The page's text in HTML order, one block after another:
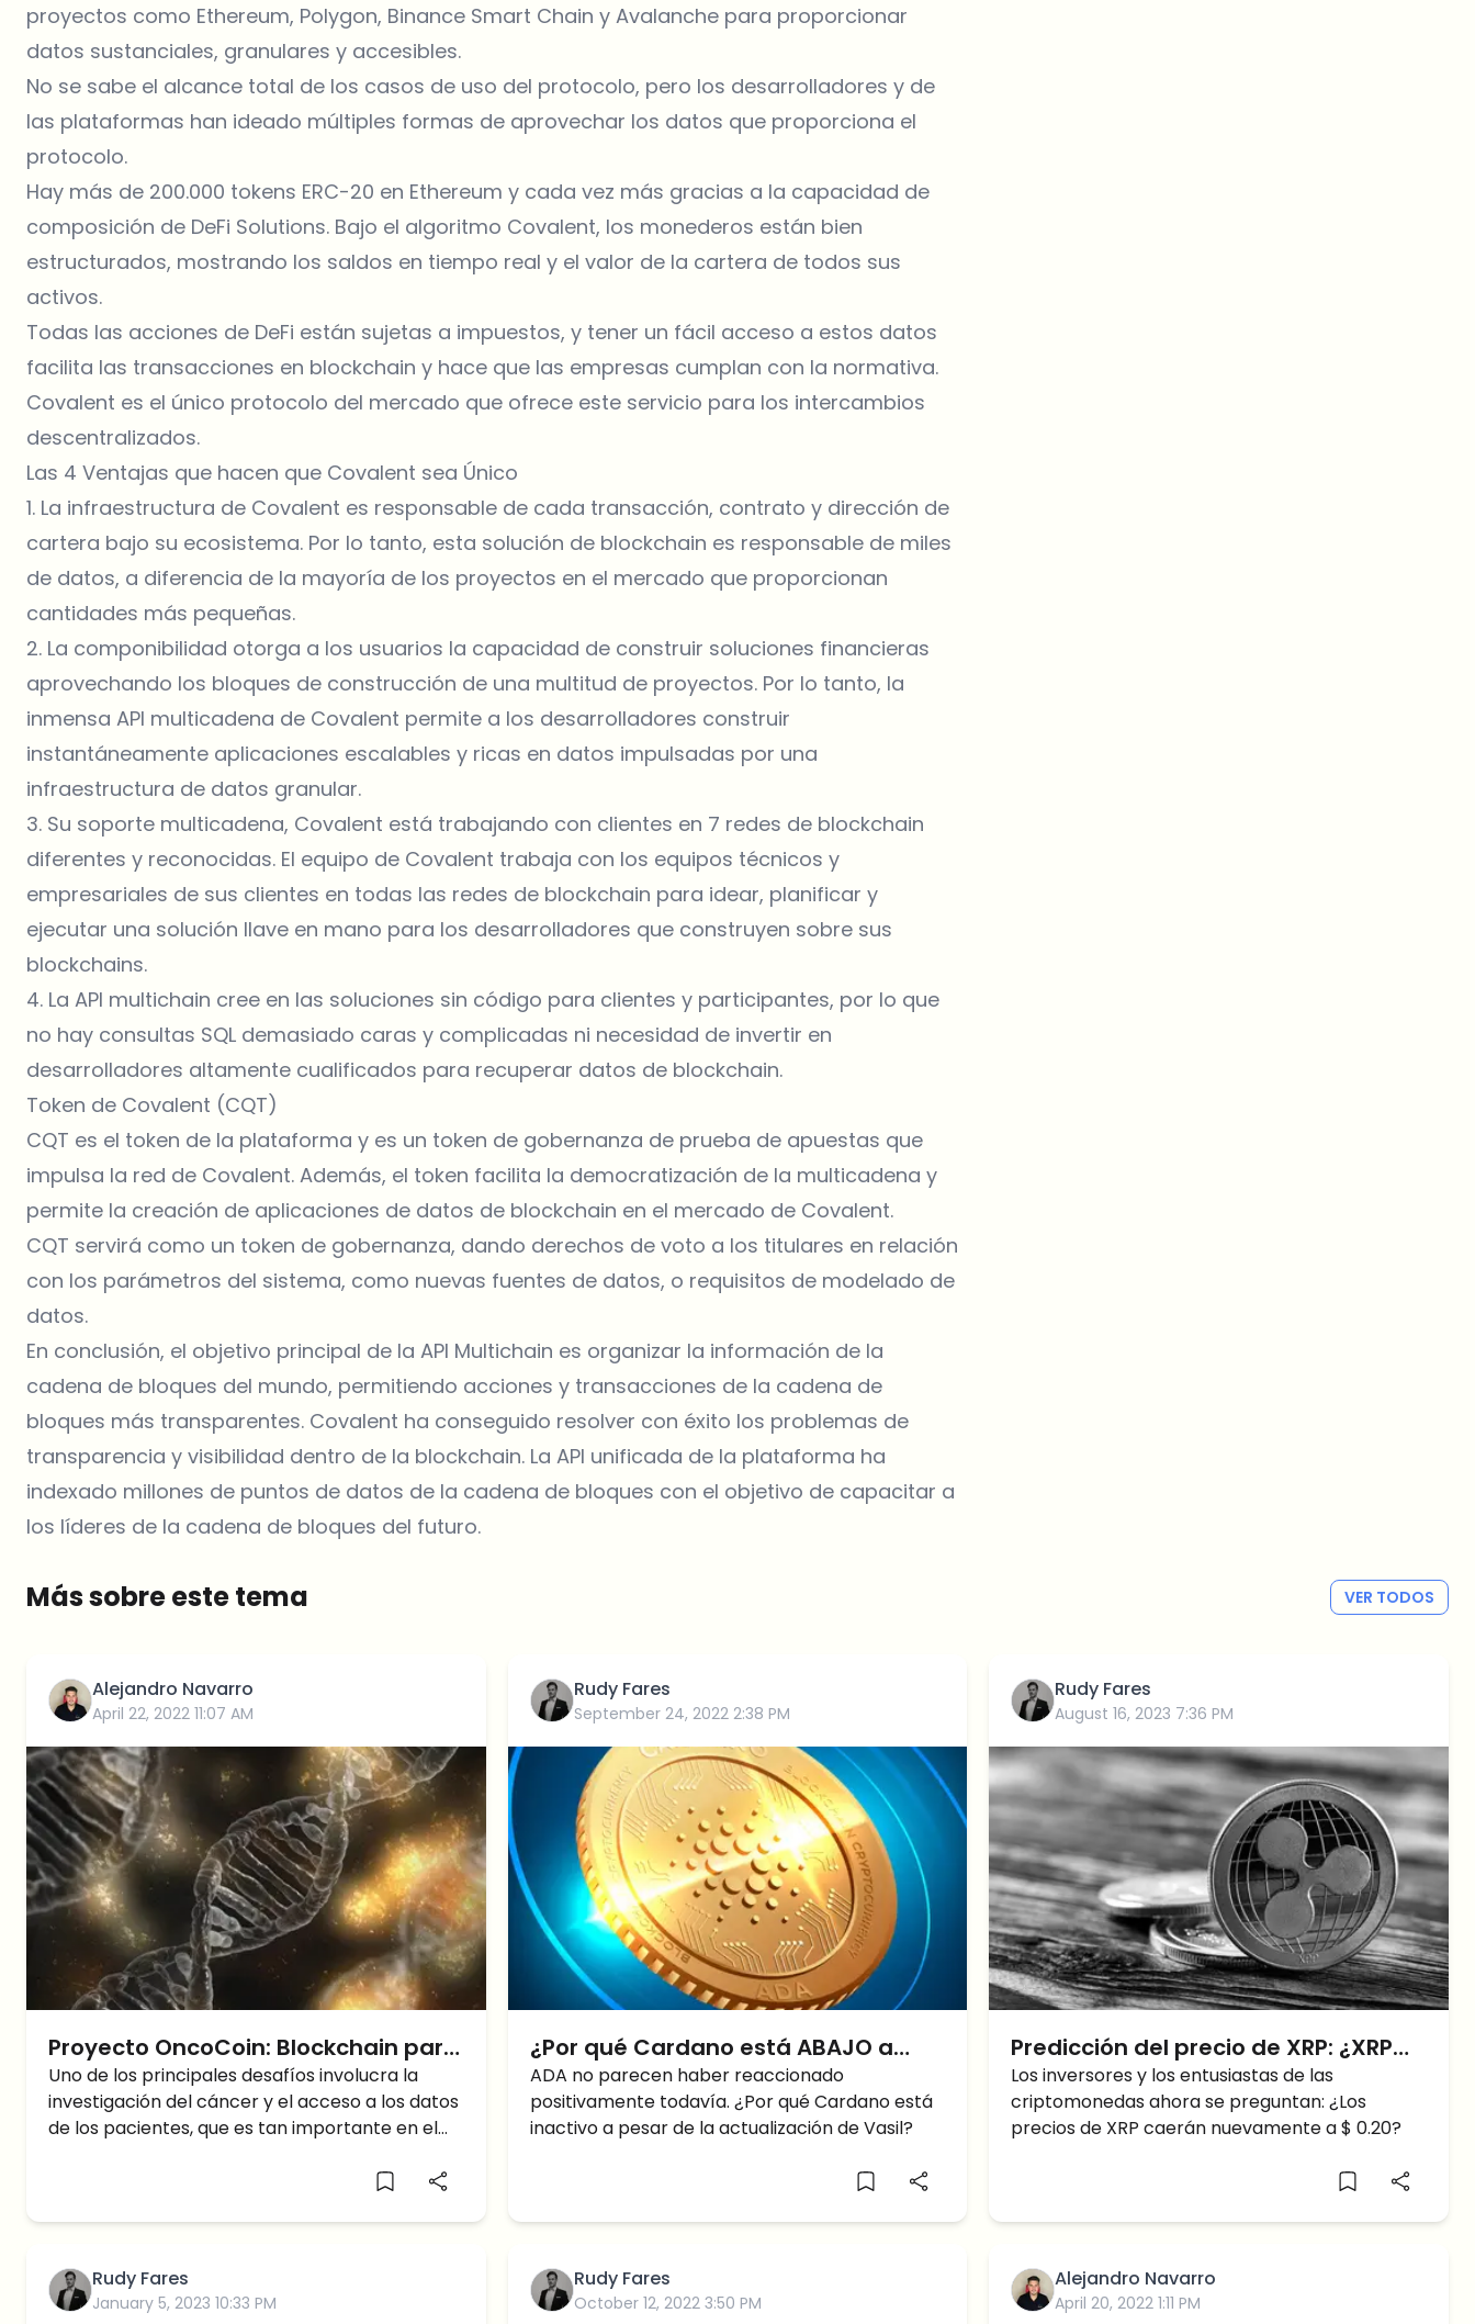
proyectos como Ethereum, Polygon, Binance Smart Chain y Avalanche para proporcionar
datos sustanciales, granulares y accesibles.
No se sabe el alcance total de los casos de uso del protocolo, pero los desarrolladores y de
las plataformas han ideado múltiples formas de aprovechar los datos que proporciona el
protocolo.
Hay más de 200.000 tokens ERC-20 en Ethereum y cada vez más gracias a la capacidad de
composición de DeFi Solutions. Bajo el algoritmo Covalent, los monederos están bien
estructurados, mostrando los saldos en tiempo real y el valor de la cartera de todos sus
activos.
Todas las acciones de DeFi están sujetas a impuestos, y tener un fácil acceso a estos datos
facilita las transacciones en blockchain y hace que las empresas cumplan con la normativa.
Covalent es el único protocolo del mercado que ofrece este servicio para los intercambios
descentralizados.
Las 4 Ventajas que hacen que Covalent sea Único
1. La infraestructura de Covalent es responsable de cada transacción, contrato y dirección de
cartera bajo su ecosistema. Por lo tanto, esta solución de blockchain es responsable de miles
de datos, a diferencia de la mayoría de los proyectos en el mercado que proporcionan
cantidades más pequeñas.
2. La componibilidad otorga a los usuarios la capacidad de construir soluciones financieras
aprovechando los bloques de construcción de una multitud de proyectos. Por lo tanto, la
inmensa API multicadena de Covalent permite a los desarrolladores construir
instantáneamente aplicaciones escalables y ricas en datos impulsadas por una
infraestructura de datos granular.
3. Su soporte multicadena, Covalent está trabajando con clientes en 7 redes de blockchain
diferentes y reconocidas. El equipo de Covalent trabaja con los equipos técnicos y
empresariales de sus clientes en todas las redes de blockchain para idear, planificar y
ejecutar una solución llave en mano para los desarrolladores que construyen sobre sus
blockchains.
4. La API multichain cree en las soluciones sin código para clientes y participantes, por lo que
no hay consultas SQL demasiado caras y complicadas ni necesidad de invertir en
desarrolladores altamente cualificados para recuperar datos de blockchain.
Token de Covalent (CQT)
CQT es el token de la plataforma y es un token de gobernanza de prueba de apuestas que
impulsa la red de Covalent. Además, el token facilita la democratización de la multicadena y
permite la creación de aplicaciones de datos de blockchain en el mercado de Covalent.
CQT servirá como un token de gobernanza, dando derechos de voto a los titulares en relación
con los parámetros del sistema, como nuevas fuentes de datos, o requisitos de modelado de
datos.
En conclusión, el objetivo principal de la API Multichain es organizar la información de la
cadena de bloques del mundo, permitiendo acciones y transacciones de la cadena de
bloques más transparentes. Covalent ha conseguido resolver con éxito los problemas de
transparencia y visibilidad dentro de la blockchain. La API unificada de la plataforma ha
indexado millones de puntos de datos de la cadena de bloques con el objetivo de capacitar a
los líderes de la cadena de bloques del futuro.
Más sobre este tema VER TODOS
Alejandro Navarro
April 22, 2022 11:07 AM
Proyecto OncoCoin: Blockchain para
la Investigación del Cáncer
Uno de los principales desafíos involucra la
investigación del cáncer y el acceso a los datos
de los pacientes, que es tan importante en el
Rudy Fares
September 24, 2022 2:38 PM
¿Por qué Cardano está ABAJO a
pesar de la actualización de Vasil?
ADA no parecen haber reaccionado
positivamente todavía. ¿Por qué Cardano está
inactivo a pesar de la actualización de Vasil?
Rudy Fares
August 16, 2023 7:36 PM
Predicción del precio de XRP: ¿XRP
caerá a $0,20?
Los inversores y los entusiastas de las
criptomonedas ahora se preguntan: ¿Los
precios de XRP caerán nuevamente a $ 0.20?
Rudy Fares
January 5, 2023 10:33 PM
Rudy Fares
October 12, 2022 3:50 PM
Alejandro Navarro
April 20, 2022 1:11 PM